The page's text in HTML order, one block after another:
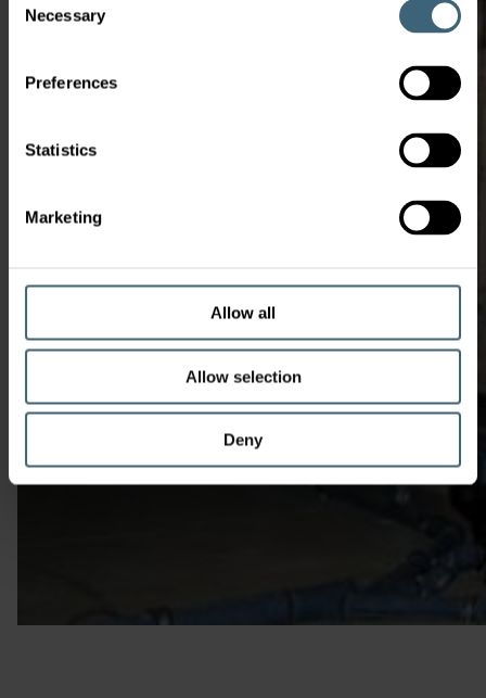
Selection
Necessary
Preferences
Statistics
Marketing
Allow all
Allow selection
Deny